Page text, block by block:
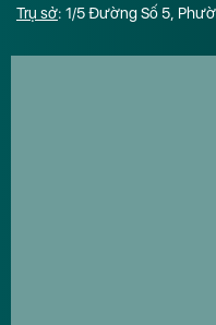
Trụ sở: 1/5 Đường Số 5,